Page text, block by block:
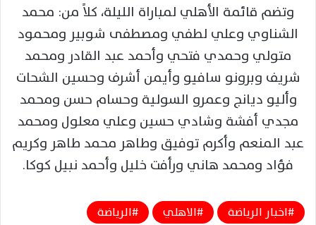
وتضم قائمة الأهلي لمباراة الليلة، كلاً من: محمد
الشناوي وعلي لطفي ومصطفى شوبير ومحمود
متولي وحمدي فتحي وأحمد عبد القادر ‏ومحمد
شريف وبرونو سافيو وأيمن أشرف وحسين الشحات
وأليو ديانج وعمرو السولية وحسام ‏حسن ومحمد
مجدي أفشة وشادي حسين وعلي معلول ومحمد
عبد المنعم وأكرم توفيق وطاهر محمد ‏طاهر وكريم
فؤاد ومحمد هاني ورأفت خليل وأحمد نبيل كوكا.‏
اخبار الرياضة الاهلي
الرياضة